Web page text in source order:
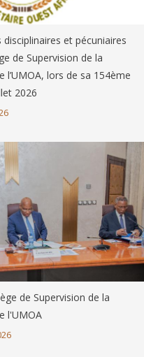
et pécuniaires
de Supervision de la
l’UMOA, lors de sa 154ème
2026
de Supervision de la
l'UMOA